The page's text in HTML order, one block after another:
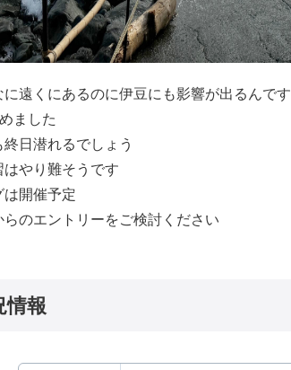
遠くにあるのに伊豆にも影響が出るんです
ました
日潜れるでしょう
やり難そうです
開催予定
のエントリーをご検討ください
情報